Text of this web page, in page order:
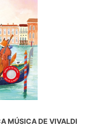
MÚSICA DE VIVALDI